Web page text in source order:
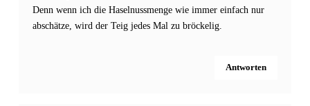
Denn wenn ich die Haselnussmenge wie immer einfach nur
abschätze, wird der Teig jedes Mal zu bröckelig.
Antworten